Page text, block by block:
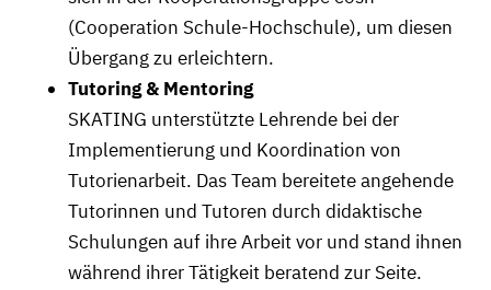
(Cooperation Schule-Hochschule), um diesen
Übergang zu erleichtern.
Tutoring & Mentoring
SKATING unterstützte Lehrende bei der
Implementierung und Koordination von
Tutorienarbeit. Das Team bereitete angehende
Tutorinnen und Tutoren durch didaktische
Schulungen auf ihre Arbeit vor und stand ihnen
während ihrer Tätigkeit beratend zur Seite.